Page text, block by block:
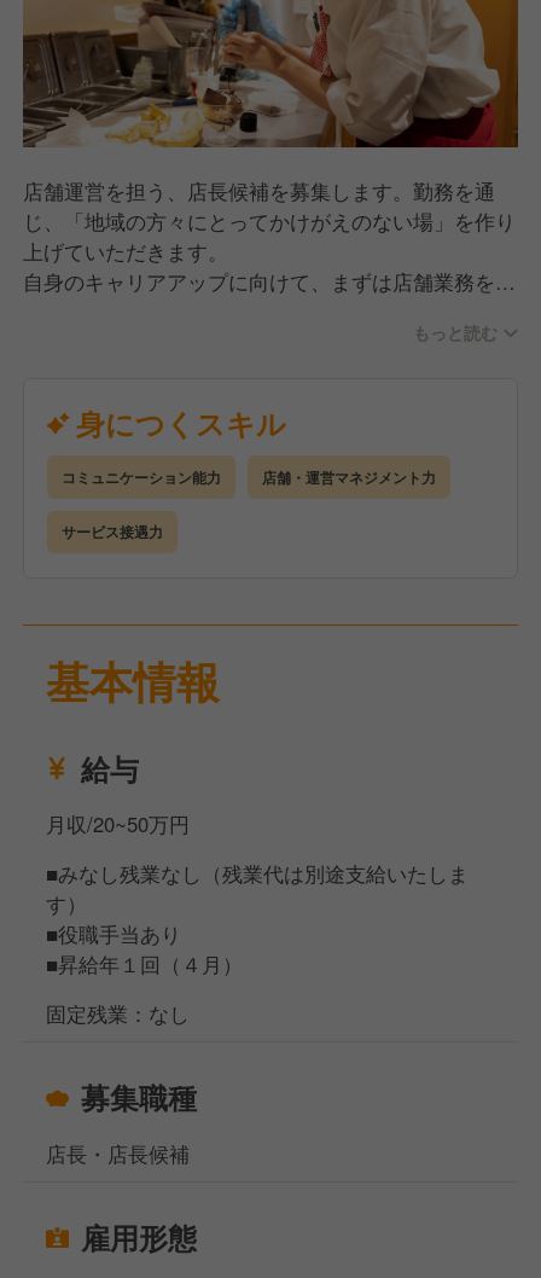
店舗運営を担う、店長候補を募集します。勤務を通
じ、「地域の方々にとってかけがえのない場」を作り
上げていただきます。
自身のキャリアアップに向けて、まずは店舗業務を習
その中で、「自然の恵みである食材」の力を最大限に
に届けること。
同時に、「まつり」のにぎわいと明るい店舗で「元気
あふれるだんらん」を実現します。
その後、個々の能力に応じてキャリア展開を目指して
いただきます。
もっと読む
身につくスキル
コミュニケーション能力 店舗・運営マネジメント力
サービス接遇力
基本情報
給与
月収/20~50万円
■みなし残業なし（残業代は別途支給いたしま
す）
■役職手当あり
■昇給年１回（４月）
固定残業：なし
募集職種
店長・店長候補
雇用形態